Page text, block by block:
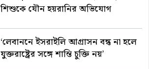
শিশুকে যৌন হয়রানির অভিযোগ
‘লেবাননে ইসরাইলি আগ্রাসন বন্ধ না হলে
যুক্তরাষ্ট্রের সঙ্গে শান্তি চুক্তি নয়’